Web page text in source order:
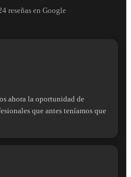
reseñas en Google
ahora la oportunidad de
que antes teníamos que